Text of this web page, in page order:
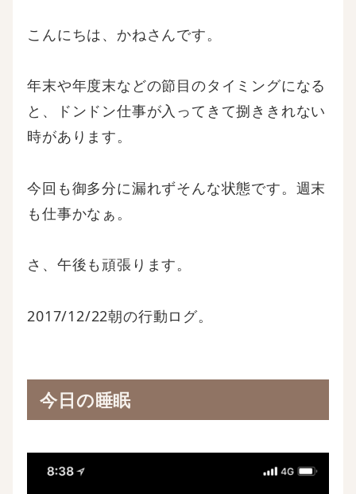
こんにちは、かねさんです。
年末や年度末などの節目のタイミングになる
と、ドンドン仕事が入ってきて捌ききれない
時があります。
今回も御多分に漏れずそんな状態です。週末
も仕事かなぁ。
さ、午後も頑張ります。
2017/12/22朝の行動ログ。
今日の睡眠